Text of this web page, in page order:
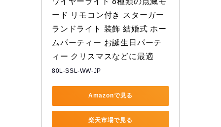
ード リモコン付き スターガー
ランドライト 装飾 結婚式 ホー
ムパーティー お誕生日パーテ
ィー クリスマスなどに最適
80L-SSL-WW-JP
Amazonで見る
楽天市場で見る